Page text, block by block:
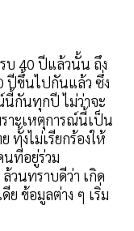
บ 40 ปีแล้วนั้น ถึง
ปีขึ้นไปกันแล้ว ซึ่ง
นี้กันทุกปี ไม่ว่าจะ
าะเหตุการณ์นี้เป็น
ทั้งไม่เรียกร้องให้
นที่อยู่ร่วม
วนทราบดีว่า เกิด
ย ข้อมูลต่าง ๆ เริ่ม